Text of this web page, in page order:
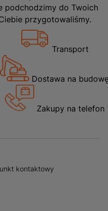
podchodzimy do Twoich
przygotowaliśmy.
Transport
Dostawa na
Zakupy na telefon
kontaktowy